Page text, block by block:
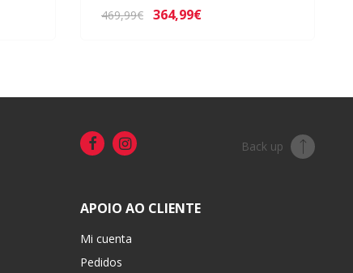
469,99€ 364,99€
Back up
APOIO AO CLIENTE
Mi cuenta
Pedidos